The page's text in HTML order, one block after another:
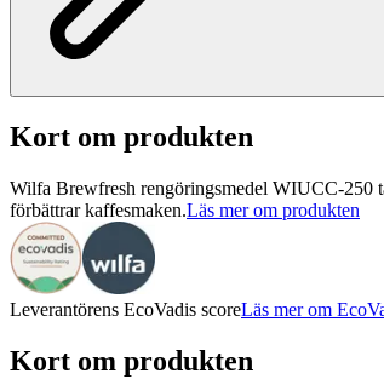
Kort om produkten
Wilfa Brewfresh rengöringsmedel WIUCC-250
förbättrar kaffesmaken.Läs mer om produkten
Leverantörens EcoVadis scoreLäs mer om
Kort om produkten